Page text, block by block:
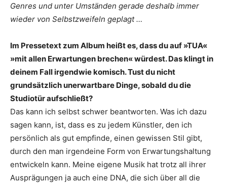
Genres und unter Umständen gerade deshalb immer
wieder von Selbstzweifeln geplagt …
Im Pressetext zum Album heißt es, dass du auf »TUA«
»mit allen Erwartungen brechen« würdest. Das klingt in
deinem Fall irgendwie komisch. Tust du nicht
grundsätzlich unerwartbare Dinge, sobald du die
Studiotür aufschließt?
Das kann ich selbst schwer beantworten. Was ich dazu
sagen kann, ist, dass es zu jedem Künstler, den ich
persönlich als gut empfinde, einen gewissen Stil gibt,
durch den man irgendeine Form von Erwartungshaltung
entwickeln kann. Meine eigene Musik hat trotz all ihrer
Ausprägungen ja auch eine DNA, die sich über all die